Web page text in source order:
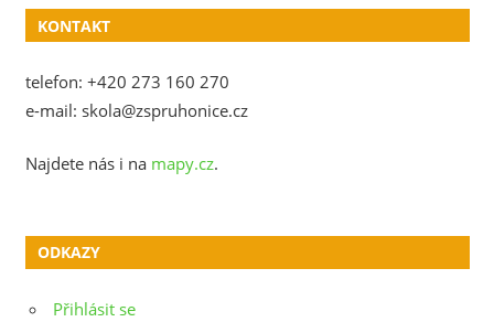
KONTAKT
telefon: +420 273 160 270
e-mail: skola@zspruhonice.cz
Najdete nás i na mapy.cz.
ODKAZY
Přihlásit se